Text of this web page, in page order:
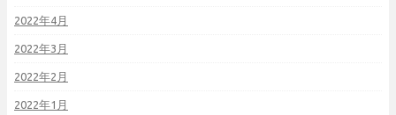
2022年4月
2022年3月
2022年2月
2022年1月